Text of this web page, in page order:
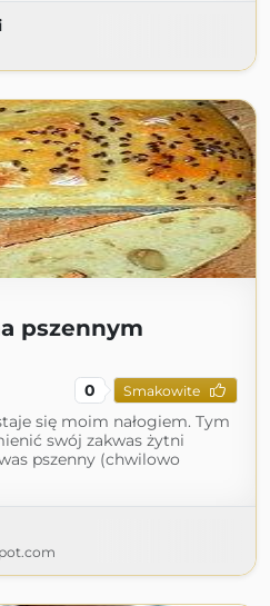
pszennym
0 Smakowite
się moim nałogiem. Tym
swój zakwas żytni
pszenny (chwilowo